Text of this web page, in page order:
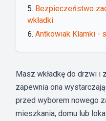
Bezpieczeństwo
wkładki
Antkowiak Klamki -
Masz wkładkę do drzwi i
zapewnia ona
przed wyborem nowego
mieszkania, domu lub